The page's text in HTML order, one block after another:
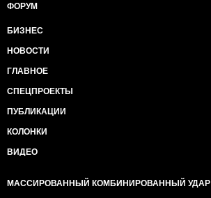
ФОРУМ
БИЗНЕС
НОВОСТИ
ГЛАВНОЕ
СПЕЦПРОЕКТЫ
ПУБЛИКАЦИИ
КОЛОНКИ
ВИДЕО
МАССИРОВАННЫЙ КОМБИНИРОВАННЫЙ УДАР